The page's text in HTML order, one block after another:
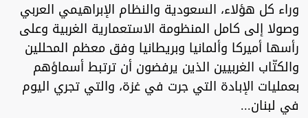
وراء كل هؤلاء، السعودية والنظام الإبراهيمي العربي
وصولا إلى كامل المنظومة الاستعمارية الغربية وعلى
رأسها أميركا وألمانيا وبريطانيا وفق معظم المحللين
والكتّاب الغربيين الذين يرفضون أن ترتبط أسماؤهم
بعمليات الإبادة التي جرت في غزة، والتي تجري اليوم
في لبنان...